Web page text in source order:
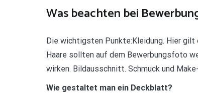
Was beachten bei
Die wichtigsten Punkte:Kleidung. Hier gilt
Haare sollten auf dem Bewerbungsfoto
wirken. Bildausschnitt. Schmuck und
Wie gestaltet man ein Deckblatt?